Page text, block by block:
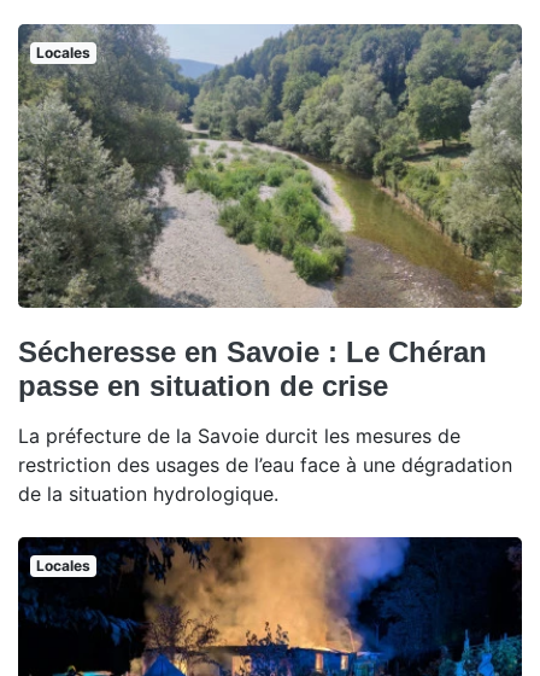
Locales
Sécheresse en Savoie : Le Chéran
passe en situation de crise
La préfecture de la Savoie durcit les mesures de
restriction des usages de l’eau face à une dégradation
de la situation hydrologique.
Locales